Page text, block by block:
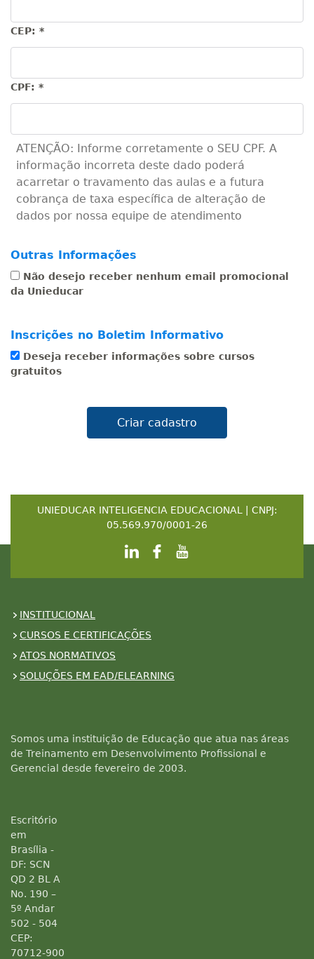
CEP: *
CPF: *
ATENÇÃO: Informe corretamente o SEU CPF. A
informação incorreta deste dado poderá
acarretar o travamento das aulas e a futura
cobrança de taxa específica de alteração de
dados por nossa equipe de atendimento
Outras Informações
Não desejo receber nenhum email promocional
da Unieducar
Inscrições no Boletim Informativo
Deseja receber informações sobre cursos
gratuitos
UNIEDUCAR INTELIGENCIA EDUCACIONAL | CNPJ:
05.569.970/0001-26
INSTITUCIONAL
CURSOS E CERTIFICAÇÕES
ATOS NORMATIVOS
SOLUÇÕES EM EAD/ELEARNING
Somos uma instituição de Educação que atua nas áreas
de Treinamento em Desenvolvimento Profissional e
Gerencial desde fevereiro de 2003.
Escritório
em
Brasília -
DF: SCN
QD 2 BL A
No. 190 –
5º Andar
502 - 504
CEP:
70712-900